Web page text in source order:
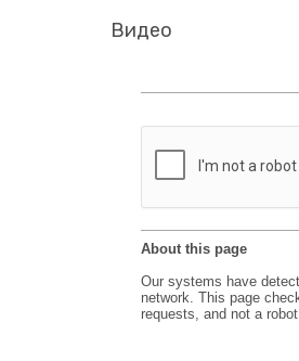
Видео